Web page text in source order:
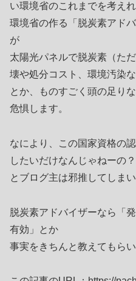
い環境省のこれまでを考えれ
環境省の作る「脱炭素アド
が
太陽光パネルで脱炭素（た
壊や処分コスト、環境汚染な
とか、ものすごく頭の足り
危惧します。
なにより、この国家資格の
したいだけなんじゃねーの？
とブログ主は邪推してしまい
脱炭素アドバイザーなら「
有効」とか
事実をきちんと教えてもらい